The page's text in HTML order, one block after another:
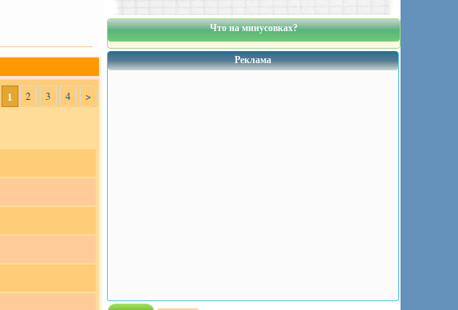
1 2 3 4 >
Что на минусовках?
Реклама